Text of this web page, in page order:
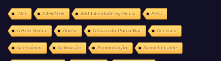
.Net 13Hr21Hr 360 Liberdade by Housi AAC
A Bela Sintra Abreu A Casa do Porco Bar Acessos
Acessórios Aclimação Acomodação Aconchegante